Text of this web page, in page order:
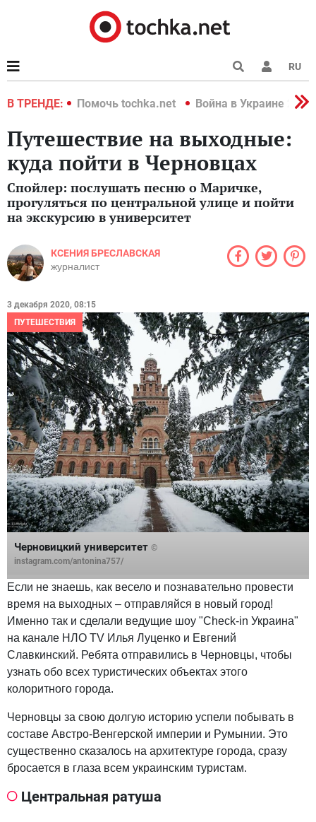
RU
В ТРЕНДЕ:
2022 Помочь tochka.net Война в Украине 2022
Путешествие на выходные:
куда пойти в Черновцах
Спойлер: послушать песню о Маричке,
прогуляться по центральной улице и пойти
на экскурсию в университет
КСЕНИЯ БРЕСЛАВСКАЯ
журналист
3 декабря 2020, 08:15
ПУТЕШЕСТВИЯ
Черновицкий университет ©
instagram.com/antonina757/
Если не знаешь, как весело и познавательно провести
время на выходных – отправляйся в новый город!
Именно так и сделали ведущие шоу "Check-in Украина"
на канале НЛО TV Илья Луценко и Евгений
Славкинский. Ребята отправились в Черновцы, чтобы
узнать обо всех туристических объектах этого
колоритного города.
Черновцы за свою долгую историю успели побывать в
составе Австро-Венгерской империи и Румынии. Это
существенно сказалось на архитектуре города, сразу
бросается в глаза всем украинским туристам.
Центральная ратуша